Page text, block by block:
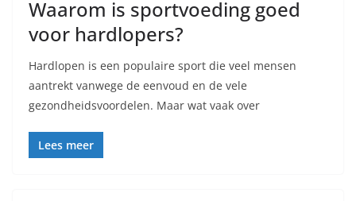
Waarom is sportvoeding goed
voor hardlopers?
Hardlopen is een populaire sport die veel mensen
aantrekt vanwege de eenvoud en de vele
gezondheidsvoordelen. Maar wat vaak over
Lees meer